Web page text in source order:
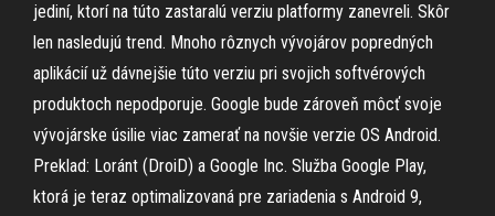
jediní, ktorí na túto zastaralú verziu platformy zanevreli. Skôr
len nasledujú trend. Mnoho rôznych vývojárov popredných
aplikácií už dávnejšie túto verziu pri svojich softvérových
produktoch nepodporuje. Google bude zároveň môcť svoje
vývojárske úsilie viac zamerať na novšie verzie OS Android.
Preklad: Loránt (DroiD) a Google Inc. Služba Google Play,
ktorá je teraz optimalizovaná pre zariadenia s Android 9,